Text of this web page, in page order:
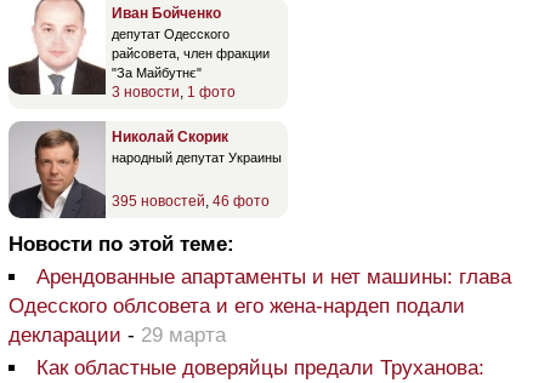
Иван Бойченко
депутат Одесского
райсовета, член фракции
"За Майбутнє"
3 новости, 1 фото
Николай Скорик
народный депутат Украины
395 новостей, 46 фото
Новости по этой теме:
Арендованные апартаменты и нет машины: глава
Одесского облсовета и его жена-нардеп подали
декларации - 29 марта
Как областные доверяйцы предали Труханова: